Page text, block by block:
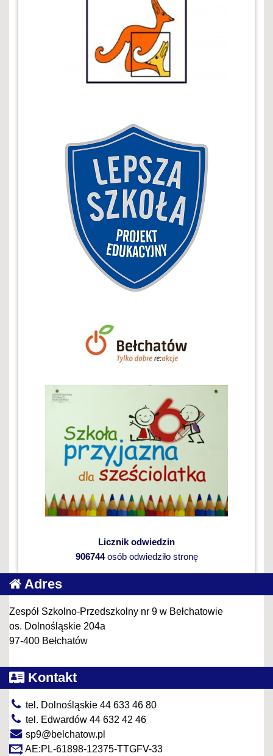
Licznik odwiedzin
906744osób odwiedziło stronę
Adres
Zespół Szkolno-Przedszkolny nr 9 w Bełchatowie
os. Dolnośląskie 204a
97-400 Bełchatów
Kontakt
tel. Dolnośląskie 44 633 46 80
tel. Edwardów 44 632 42 46
sp9@belchatow.pl
AE:PL-61898-12375-TTGFV-33